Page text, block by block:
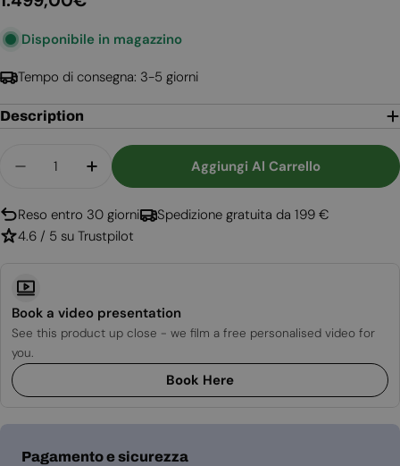
Disponibile in magazzino
Tempo di consegna: 3-5 giorni
Description
Diminuisci La Quantità Per Optimyst Cassette
Aumenta La Quantità Per Optimyst
Aggiungi Al Carrello
Reso entro 30 giorni
Spedizione gratuita da 199 €
4.6 / 5 su Trustpilot
Book a video presentation
See this product up close - we film a free personalised video for
you.
Book Here
Pagamento e sicurezza
Metodi